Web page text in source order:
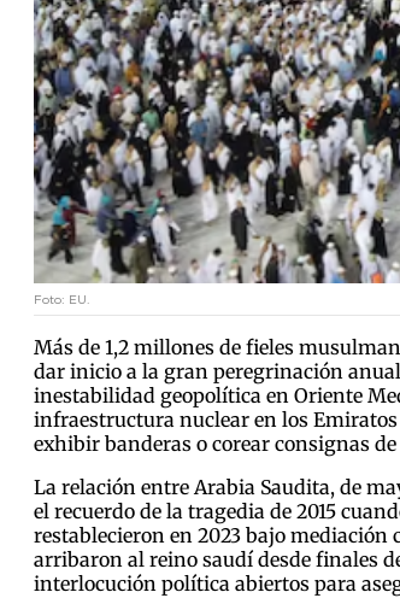
Foto: EU.
Más de 1,2 millones de fieles
dar inicio a la gran peregrinación
inestabilidad geopolítica en Oriente
infraestructura nuclear en los
exhibir banderas o corear consignas
La relación entre Arabia Saudita, de
el recuerdo de la tragedia de 2015
restablecieron en 2023 bajo mediación
arribaron al reino saudí desde finales
interlocución política abiertos para